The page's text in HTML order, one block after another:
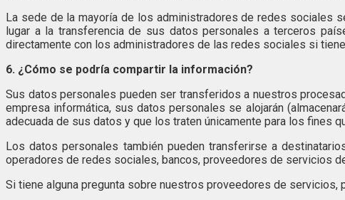
La sede de la mayoría de los administradores de redes sociales
lugar a la transferencia de sus datos personales a terceros
directamente con los administradores de las redes sociales si
6. ¿Cómo se podría compartir la información?
Sus datos personales pueden ser transferidos a nuestros
empresa informática, sus datos personales se alojarán
adecuada de sus datos y que los traten únicamente para los fines
Los datos personales también pueden transferirse a
operadores de redes sociales, bancos, proveedores de servicios
Si tiene alguna pregunta sobre nuestros proveedores de